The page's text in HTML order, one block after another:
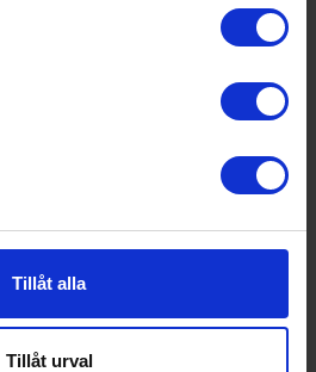
Tillåt alla
Tillåt urval